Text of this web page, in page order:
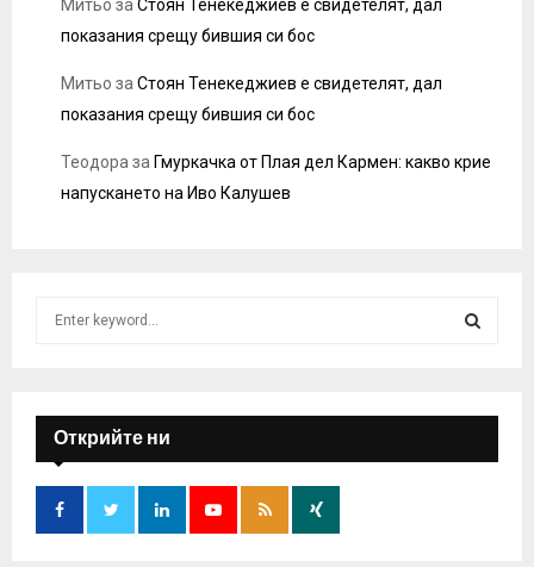
Митьо заСтоян Тенекеджиев е свидетелят, дал
показания срещу бившия си бос
Митьо заСтоян Тенекеджиев е свидетелят, дал
показания срещу бившия си бос
Теодораза Гмуркачка от Плая дел Кармен: какво крие
напускането на Иво Калушев
f
o
:
E
A
Открийте ни